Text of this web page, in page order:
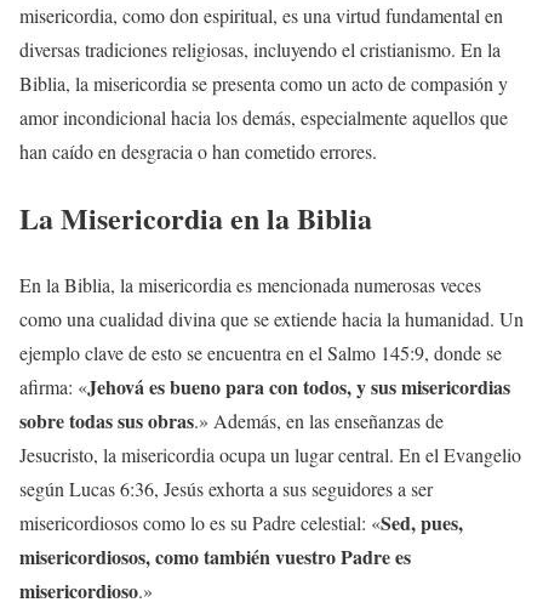
misericordia, como don espiritual, es una virtud fundamental en
diversas tradiciones religiosas, incluyendo el cristianismo. En la
Biblia, la misericordia se presenta como un acto de compasión y
amor incondicional hacia los demás, especialmente aquellos que
han caído en desgracia o han cometido errores.
LaMisericordiaen la Biblia
En la Biblia, la misericordia es mencionada numerosas veces
como una cualidad divina que se extiende hacia la humanidad. Un
ejemplo clave de esto se encuentra en el Salmo 145:9, donde se
afirma: «Jehová es bueno para con todos, y sus misericordias
sobre todas sus obras.» Además, en las enseñanzas de
Jesucristo, la misericordia ocupa un lugar central. En el Evangelio
según Lucas 6:36, Jesús exhorta a sus seguidores a ser
misericordiosos como lo es su Padre celestial: «Sed, pues,
misericordiosos, como también vuestro Padre es
misericordioso.»